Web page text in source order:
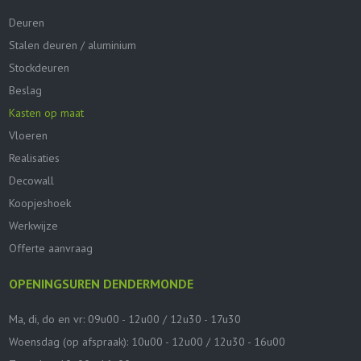
Deuren
Stalen deuren / aluminium
Stockdeuren
Beslag
Kasten op maat
Vloeren
Realisaties
Decowall
Koopjeshoek
Werkwijze
Offerte aanvraag
OPENINGSUREN DENDERMONDE
Ma, di, do en vr: 09u00 - 12u00 / 12u30 - 17u30
Woensdag (op afspraak): 10u00 - 12u00 / 12u30 - 16u00